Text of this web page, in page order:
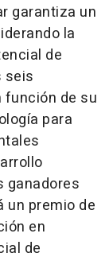
garantiza un
la
de
seis
de su
para
ganadores
un premio de
en
de